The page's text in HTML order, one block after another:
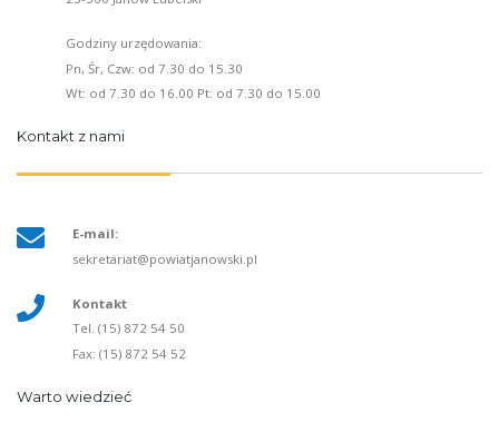
Godziny urzędowania:
Pn, Śr, Czw: od 7.30 do 15.30
Wt: od 7.30 do 16.00 Pt: od 7.30 do 15.00
Kontakt z nami
E-mail:
sekretariat@powiatjanowski.pl
Kontakt
Tel. (15) 872 54 50
Fax: (15) 872 54 52
Warto wiedzieć